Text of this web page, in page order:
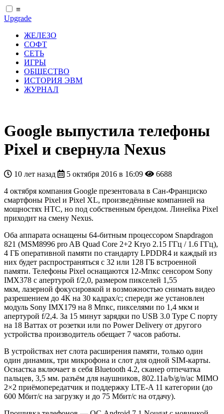
≡
Upgrade
ЖЕЛЕЗО
СОФТ
СЕТЬ
ИГРЫ
ОБЩЕСТВО
ИСТОРИЯ ЭВМ
ЖУРНАЛ
Google выпустила телефоны
Pixel и свернула Nexus
10 лет назад 5 октября 2016 в 16:09
6688
4 октября компания Google презентовала в Сан-Франциско
смартфоны Pixel и Pixel XL, произведённые компанией на
мощностях HTC, но под собственным брендом. Линейка Pixel
приходит на смену Nexus.
Оба аппарата оснащены 64-битным процессором Snapdragon
821 (MSM8996 pro AB Quad Core 2+2 Kryo 2.15 ГГц / 1.6 ГГц),
4 ГБ оперативной памяти по стандарту LPDDR4 и каждый из
них будет распространяться с 32 или 128 ГБ встроенной
памяти. Телефоны Pixel оснащаются 12-Мпкс сенсором Sony
IMX378 с апертурой f/2,0, размером пикселей 1,55
мкм, лазерной фокусировкой и возможностью снимать видео
разрешением до 4К на 30 кадрах/с; спереди же установлен
модуль Sony IMX179 на 8 Мпкс, пикселями по 1,4 мкм и
апертурой f/2,4. За 15 минут зарядки по USB 3.0 Type C порту
на 18 Ваттах от розетки или по Power Delivery от другого
устройства производитель обещает 7 часов работы.
В устройствах нет слота расширения памяти, только один
один динамик, три микрофона и слот для одной SIM-карты.
Оснастка включает в себя Bluetooth 4.2, сканер отпечатка
пальцев, 3,5 мм. разъём для наушников, 802.11a/b/g/n/ac MIMO
2×2 приёмопередатчик и поддержку LTE-A 11 категории (до
600 Мбит/с на загрузку и до 75 Мбит/с на отдачу).